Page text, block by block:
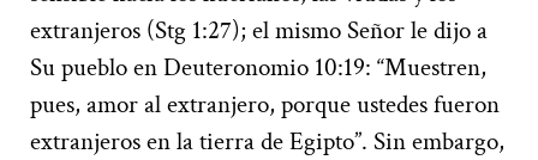
extranjeros (Stg 1:27); el mismo Señor le dijo a
Su pueblo en Deuteronomio 10:19: “Muestren,
pues, amor al extranjero, porque ustedes fueron
extranjeros en la tierra de Egipto”. Sin embargo,